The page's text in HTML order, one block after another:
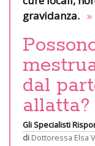
gravidanza. »
dal
allatta?
Gli Specialisti
di Dottoressa Elsa